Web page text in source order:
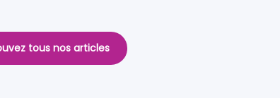
tous nos articles